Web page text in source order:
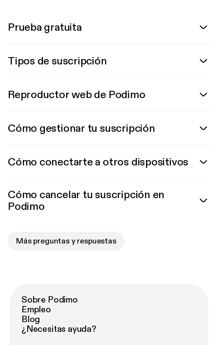
Prueba gratuita
Tipos de suscripción
Reproductor web de Podimo
Cómo gestionar tu suscripción
Cómo conectarte a otros dispositivos
Cómo cancelar tu suscripción en
Podimo
Más preguntas y respuestas
Sobre Podimo
Empleo
Blog
¿Necesitas ayuda?